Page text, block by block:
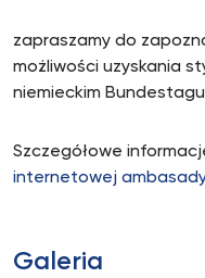
zapraszamy do
możliwości uzyskania
niemieckim
Szczegółowe
internetowej
Galeria